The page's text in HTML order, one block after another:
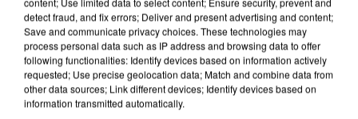
detect fraud, and fix errors; Deliver and present advertising and content;
Save and communicate privacy choices. These technologies may
process personal data such as IP address and browsing data to offer
following functionalities: Identify devices based on information actively
requested; Use precise geolocation data; Match and combine data from
other data sources; Link different devices; Identify devices based on
information transmitted automatically.